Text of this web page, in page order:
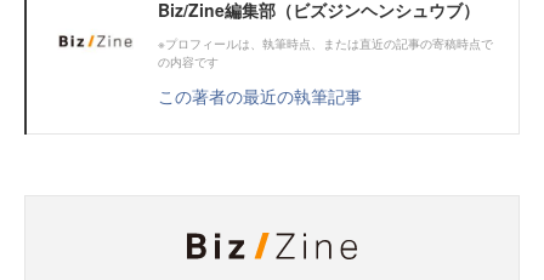
Biz/Zine編集部（ビズジンヘンシュウブ）
※プロフィールは、執筆時点、または直近の記事の寄稿時点で
の内容です
この著者の最近の執筆記事